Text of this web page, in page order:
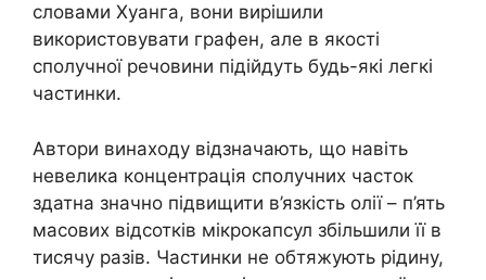
словами Хуанга, вони вирішили
використовувати графен, але в якості
сполучної речовини підійдуть будь-які легкі
частинки.
Автори винаходу відзначають, що навіть
невелика концентрація сполучних часток
здатна значно підвищити в’язкість олії – п’ять
масових відсотків мікрокапсул збільшили її в
тисячу разів. Частинки не обтяжують рідину,